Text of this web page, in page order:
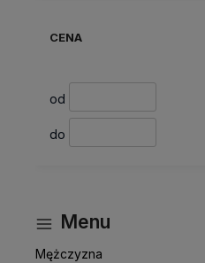
CENA
od
do
Menu
Mężczyzna